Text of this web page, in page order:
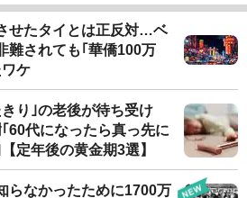
せたタイとは正反対…ベ
難されても｢華僑100万
ケ
り｣の老後が待ち受け
60代になったら真っ先に
定年後の黄金期3選】
らなかったために1700万